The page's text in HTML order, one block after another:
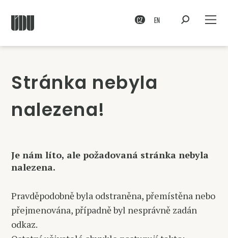
CZ EN
Stránka nebyla
nalezena!
Je nám líto, ale požadovaná stránka nebyla
nalezena.
Pravděpodobně byla odstraněna, přemístěna nebo
přejmenována, případně byl nesprávně zadán
odkaz.